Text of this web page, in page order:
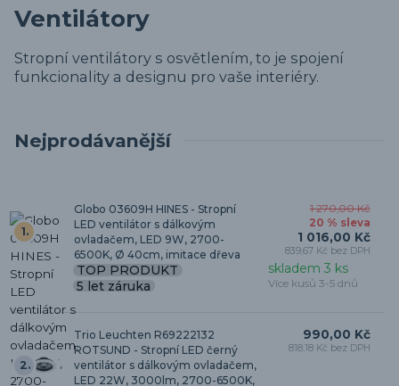
Ventilátory
Stropní ventilátory s osvětlením, to je spojení
funkcionality a designu pro vaše interiéry.
Nejprodávanější
1.
Globo 03609H HINES - Stropní
LED ventilátor s dálkovým
ovladačem, LED 9W, 2700-
6500K, Ø 40cm, imitace dřeva
skladem 3 ks
Více kusů 3-5 dnů
TOP PRODUKT
5 let záruka
1 270,00 Kč
20 % sleva
1 016,00 Kč
839,67 Kč bez DPH
2.
Trio Leuchten R69222132
ROTSUND - Stropní LED černý
ventilátor s dálkovým ovladačem,
LED 22W, 3000lm, 2700-6500K,
990,00 Kč
818,18 Kč bez DPH